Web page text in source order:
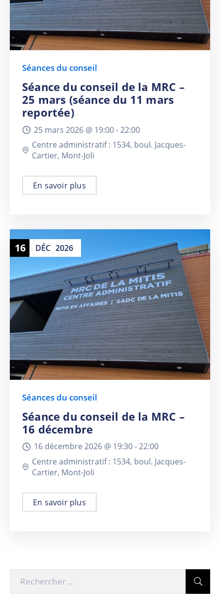
Séances du conseil
Séance du conseil de la MRC –
25 mars (séance du 11 mars
reportée)
25 mars 2026 @ 19:00 -22:00
Centre administratif : 1534, boul. Jacques-
Cartier, Mont-Joli
En savoir plus
16 DÉC 2026
Séances du conseil
Séance du conseil de la MRC –
16 décembre
16 décembre 2026 @ 19:30 -22:00
Centre administratif : 1534, boul. Jacques-
Cartier, Mont-Joli
En savoir plus